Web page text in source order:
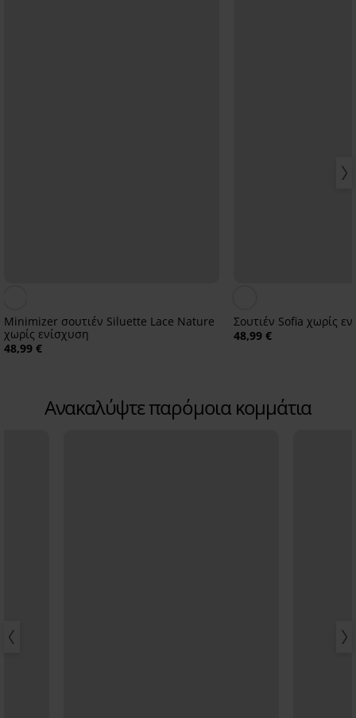
Minimizer σουτιέν Siluette Lace Nature
χωρίς ενίσχυση
48,99 €
Σουτιέν Sofia χωρίς
48,99 €
Ανακαλύψτε παρόμοια κομμάτια